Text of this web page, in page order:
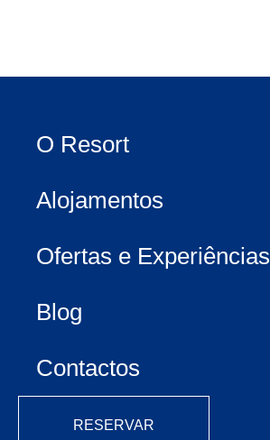
O Resort
Alojamentos
Ofertas e Experiências
Blog
Contactos
RESERVAR